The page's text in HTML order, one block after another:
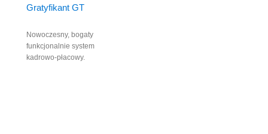
Gratyfikant GT
Nowoczesny, bogaty
funkcjonalnie system
kadrowo-płacowy.